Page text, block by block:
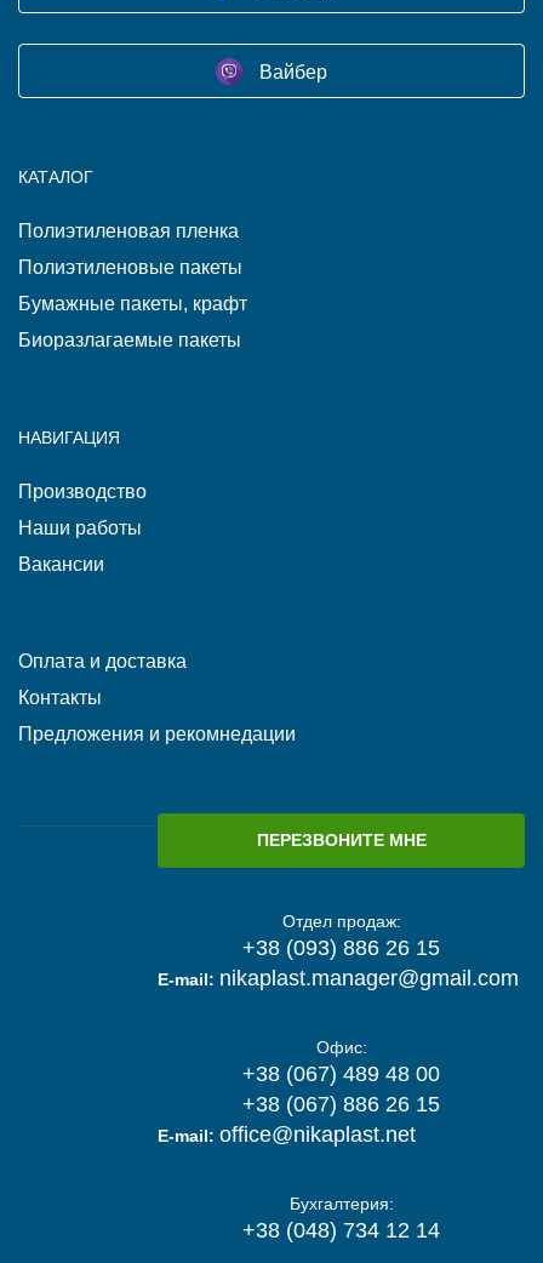
Вайбер
КАТАЛОГ
Полиэтиленовая пленка
Полиэтиленовые пакеты
Бумажные пакеты, крафт
Биоразлагаемые пакеты
НАВИГАЦИЯ
Производство
Наши работы
Вакансии
Оплата и доставка
Контакты
Предложения и рекомнедации
ПЕРЕЗВОНИТЕ МНЕ
Отдел продаж:
+38 (093) 886 26 15
E-mail: nikaplast.manager@gmail.com
Офис:
+38 (067) 489 48 00
+38 (067) 886 26 15
E-mail: office@nikaplast.net
Бухгалтерия:
+38 (048) 734 12 14